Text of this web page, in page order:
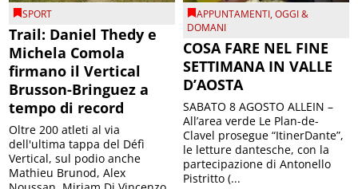
SPORT
Trail: Daniel Thedy e
Michela Comola
firmano il Vertical
Brusson-Bringuez a
tempo di record
Oltre 200 atleti al via
dell'ultima tappa del Défì
Vertical, sul podio anche
Mathieu Brunod, Alex
APPUNTAMENTI,OGGI &
DOMANI
COSA FARE NEL FINE
SETTIMANA IN VALLE
D’AOSTA
SABATO 8 AGOSTO ALLEIN –
All’area verde Le Plan-de-
Clavel prosegue “ItinerDante”,
le letture dantesche, con la
partecipazione di Antonello
Pistritto (...